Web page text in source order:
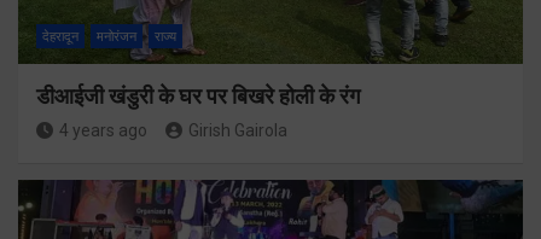
देहरादून मनोरंजन राज्य
डीआईजी खंडुरी के घर पर बिखरे होली के रंग
4 years ago Girish Gairola